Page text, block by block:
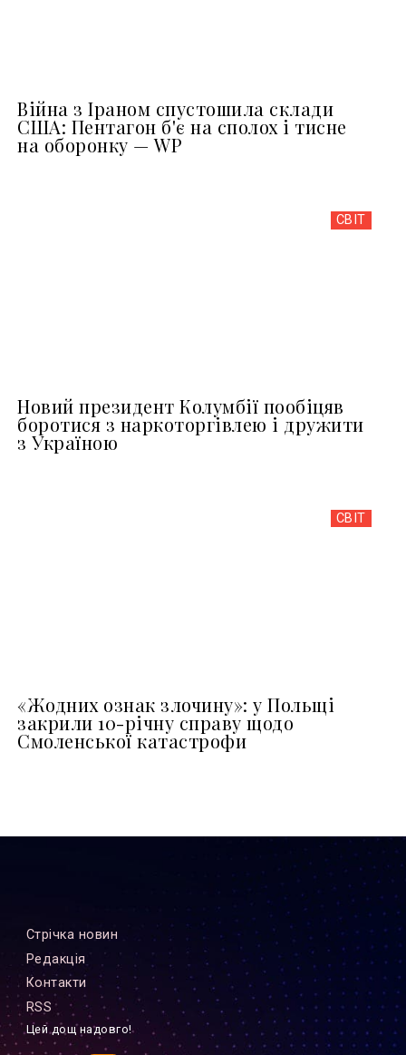
Війна з Іраном спустошила склади
США: Пентагон б'є на сполох і тисне
на оборонку — WP
СВІТ
Новий президент Колумбії пообіцяв
боротися з наркоторгівлею і дружити
з Україною
СВІТ
«Жодних ознак злочину»: у Польщі
закрили 10-річну справу щодо
Смоленської катастрофи
Стрiчка новин
Редакцiя
Контакти
RSS
Цей дощ надовго!